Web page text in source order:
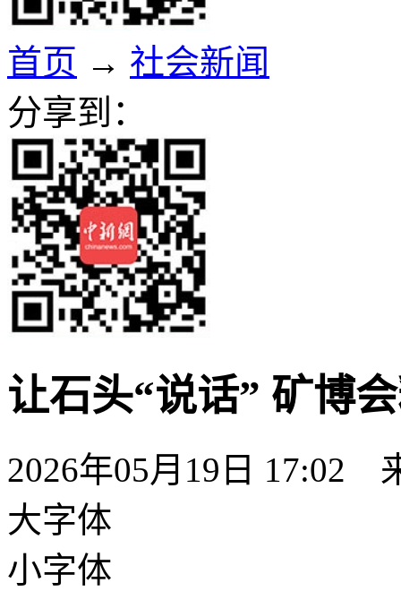
首页 → 社会新闻
分享到：
让石头“说话” 矿博
2026年05月19日 17:02
大字体
小字体